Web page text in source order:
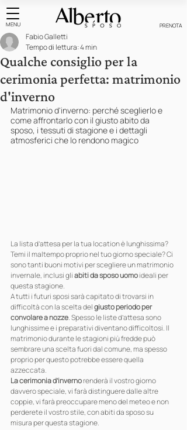
MENU PRENOTA
Qualche consiglio per la
cerimonia perfetta: matrimonio
d'inverno
Fabio Galletti
Tempo di lettura: 4 min
Matrimonio d'inverno: perché sceglierlo e
come affrontarlo con il giusto abito da
sposo, i tessuti di stagione e i dettagli
atmosferici che lo rendono magico
La lista d’attesa per la tua location è lunghissima?
Temi il maltempo proprio nel tuo giorno speciale? Ci
sono tanti buoni motivi per scegliere un matrimonio
invernale, inclusi gli abiti da sposo uomo ideali per
questa stagione.
A tutti i futuri sposi sarà capitato di trovarsi in
difficoltà con la scelta del giusto periodo per
convolare a nozze. Spesso le liste d’attesa sono
lunghissime e i preparativi diventano difficoltosi. Il
matrimonio durante le stagioni più fredde può
sembrare una scelta fuori dal comune, ma spesso
proprio per questo potrebbe essere quella
azzeccata.
La cerimonia d’inverno renderà il vostro giorno
davvero speciale, vi farà distinguere dalle altre
coppie, vi farà preoccupare meno del meteo e non
perderete il vostro stile, con abiti da sposo su
misura per questa stagione.